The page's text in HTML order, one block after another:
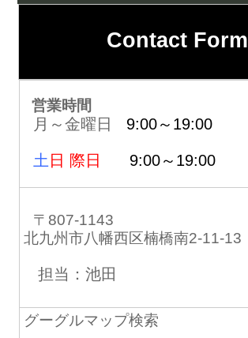
Contact Form
営業時間
月～金曜日 9:00～19:00
土 日 際日 9:00～19:00
〒807-1143
北九州市八幡西区楠橋南2-11-13
担当：池田
グーグルマップ検索